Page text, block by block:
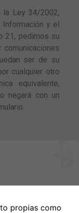
la Ley 34/2002,
y el
21, pedimos su
comunicaciones
ser de su
cualquier otro
equivalente,
negará con un
propias como